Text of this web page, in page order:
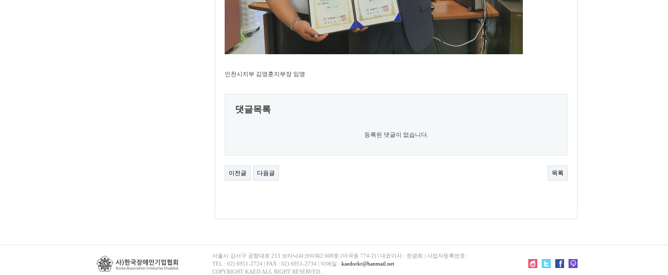
인천시지부 김영훈지부장 임명
댓글목록
등록된 댓글이 없습니다.
이전글 다음글 목록
서울시 강서구 공항대로 213 보타닉파크타워2 608호 (마곡동 774-2) | 대표이사 : 한광희 | 사업자등록번호 :
TEL : 02) 6951-2724 | FAX : 02) 6951-2734 | 이메일 : kaedorkr@hanmail.net
COPYRIGHT KAED ALL RIGHT RESERVED.